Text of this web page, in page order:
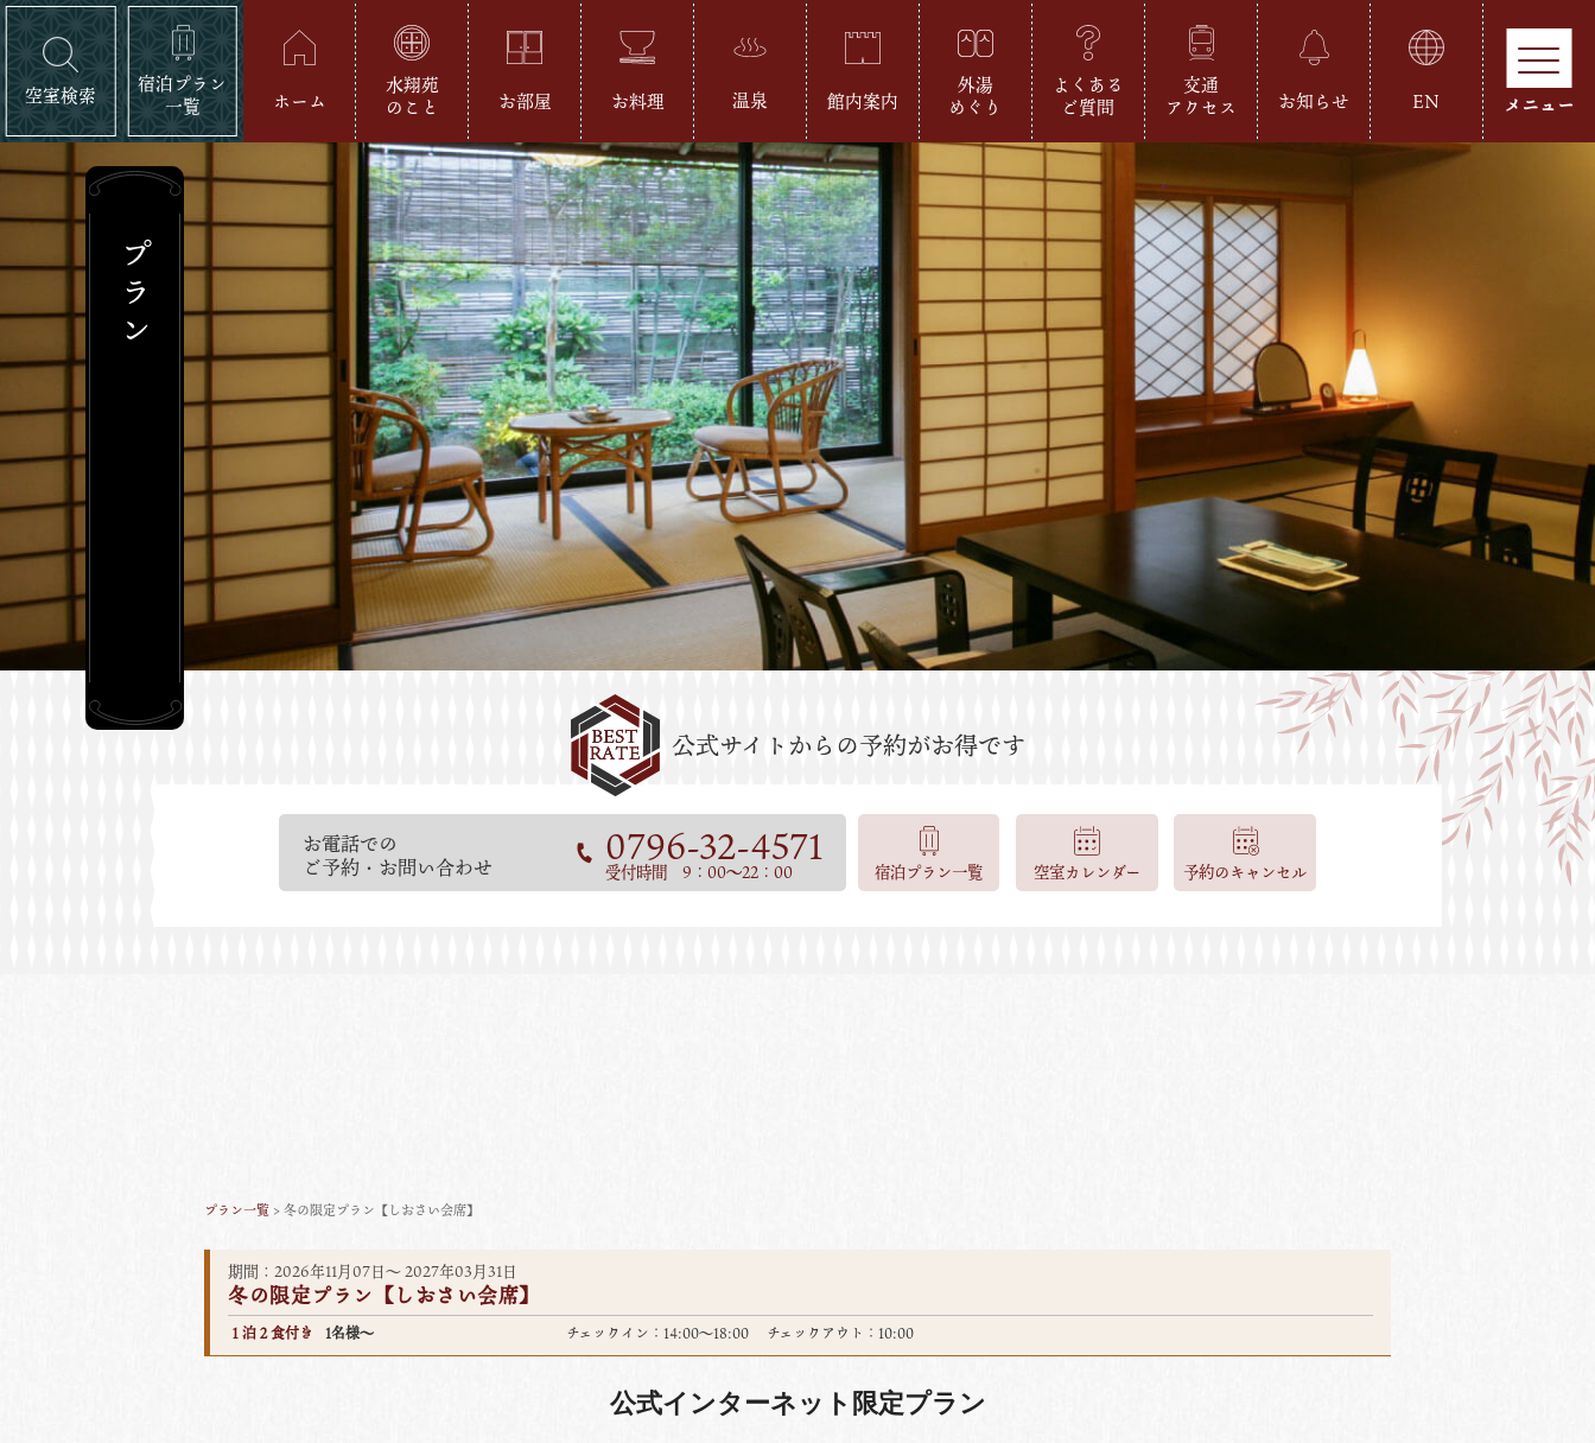
空室検索
宿泊プラン
一覧
ホーム
水翔苑
のこと
お部屋 お料理 温泉 館内案内
外湯
めぐり
よくある
ご質問
交通
アクセス
お知らせ EN
プラン
お電話での
ご予約・お問い合わせ
0796-32-4571
受付時間 9：00～22：00 宿泊プラン一覧 空室カレンダー 予約のキャンセル
プラン一覧 > 冬の限定プラン【しおさい会席】
期間：2026年11月07日～ 2027年03月31日
冬の限定プラン【しおさい会席】
１泊２食付き 1名様～ チェックイン：14:00～18:00 チェックアウト：10:00
公式インターネット限定プラン